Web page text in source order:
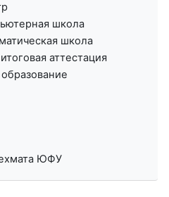
школа
школа
аттестация
ЮФУ